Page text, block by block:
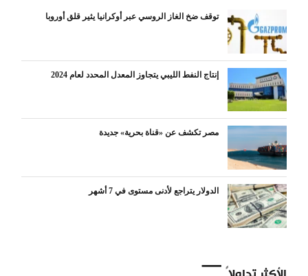
توقف ضخ الغاز الروسي عبر أوكرانيا يثير قلق أوروبا
إنتاج النفط الليبي يتجاوز المعدل المحدد لعام 2024
مصر تكشف عن «قناة بحرية» جديدة
الدولار يتراجع لأدنى مستوى في 7 أشهر